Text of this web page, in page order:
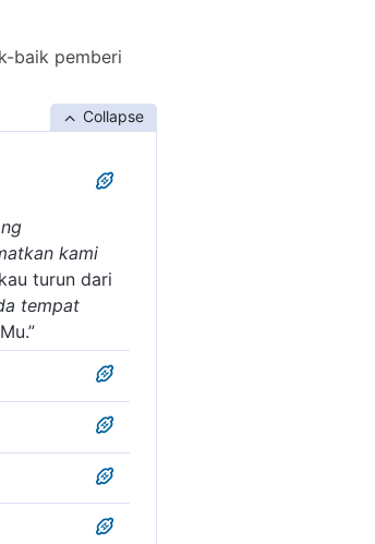
baik pemberi
Collapse
kami
turun dari
tempat
diberkati dan
cocok
naik
berlayar